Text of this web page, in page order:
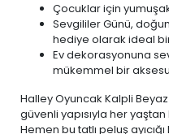
Çocuklar için
Sevgililer Günü,
hediye olarak ideal
Ev dekorasyonuna
mükemmel bir
Halley Oyuncak Kalpli
güvenli yapısıyla her
Hemen bu tatlı peluş